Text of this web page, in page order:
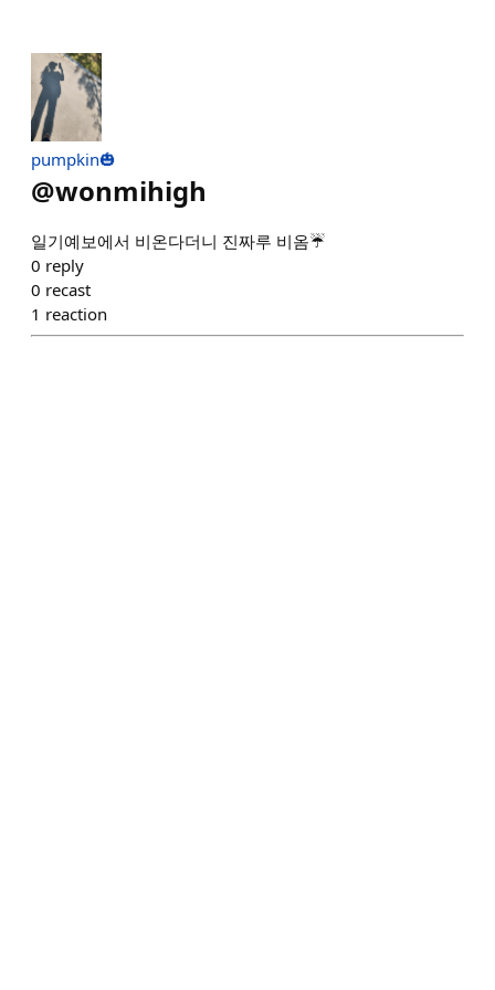
pumpkin🎃
@wonmihigh
일기예보에서 비온다더니 진짜루 비옴☔️
0 reply
0 recast
1 reaction